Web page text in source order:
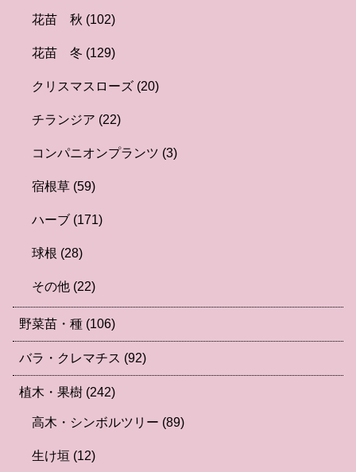
花苗 秋 (102)
花苗 冬 (129)
クリスマスローズ (20)
チランジア (22)
コンパニオンプランツ (3)
宿根草 (59)
ハーブ (171)
球根 (28)
その他 (22)
野菜苗・種 (106)
バラ・クレマチス (92)
植木・果樹 (242)
高木・シンボルツリー (89)
生け垣 (12)